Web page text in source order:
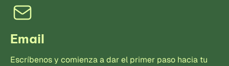
Email
Escríbenos y comienza a dar el primer paso hacia tu